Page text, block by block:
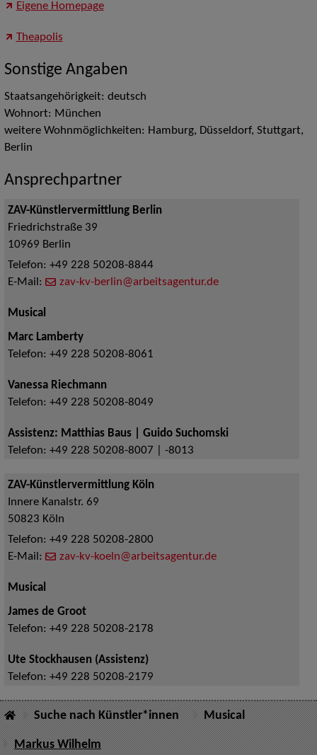
Eigene Homepage
Theapolis
Sonstige Angaben
Staatsangehörigkeit: deutsch
Wohnort: München
weitere Wohnmöglichkeiten: Hamburg, Düsseldorf, Stuttgart,
Berlin
Ansprechpartner
ZAV-Künstlervermittlung Berlin
Friedrichstraße 39
10969 Berlin
Telefon: +49 228 50208-8844
E-Mail:
zav-kv-berlin@arbeitsagentur.de
Musical
Marc Lamberty
Telefon: +49 228 50208-8061
Vanessa Riechmann
Telefon: +49 228 50208-8049
Assistenz: Matthias Baus | Guido Suchomski
Telefon: +49 228 50208-8007 | -8013
ZAV-Künstlervermittlung Köln
Innere Kanalstr. 69
50823 Köln
Telefon: +49 228 50208-2800
E-Mail:
zav-kv-koeln@arbeitsagentur.de
Musical
James de Groot
Telefon: +49 228 50208-2178
Ute Stockhausen (Assistenz)
Telefon: +49 228 50208-2179
Suche nach Künstler*innen Musical
Markus Wilhelm